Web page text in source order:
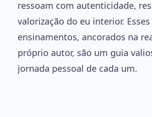
ressoam com autenticidade,
valorização do eu interior. Esses
ensinamentos, ancorados na
próprio autor, são um guia
jornada pessoal de cada um.